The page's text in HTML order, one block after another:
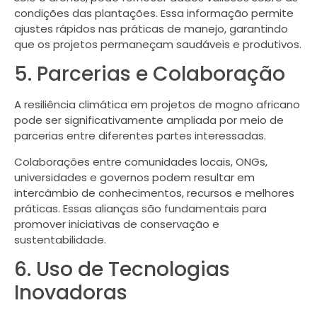
condições das plantações. Essa informação permite
ajustes rápidos nas práticas de manejo, garantindo
que os projetos permaneçam saudáveis e produtivos.
5. Parcerias e Colaboração
A resiliência climática em projetos de mogno africano
pode ser significativamente ampliada por meio de
parcerias entre diferentes partes interessadas.
Colaborações entre comunidades locais, ONGs,
universidades e governos podem resultar em
intercâmbio de conhecimentos, recursos e melhores
práticas. Essas alianças são fundamentais para
promover iniciativas de conservação e
sustentabilidade.
6. Uso de Tecnologias
Inovadoras